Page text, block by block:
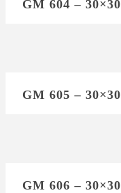
GM 604 – 30×30
GM 605 – 30×30
GM 606 – 30×30